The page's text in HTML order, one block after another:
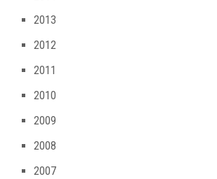
2013
2012
2011
2010
2009
2008
2007